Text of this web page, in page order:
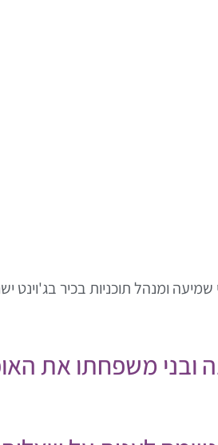
ומנהל תוכניות בכיר בג'וינט
ובני משפחתו את